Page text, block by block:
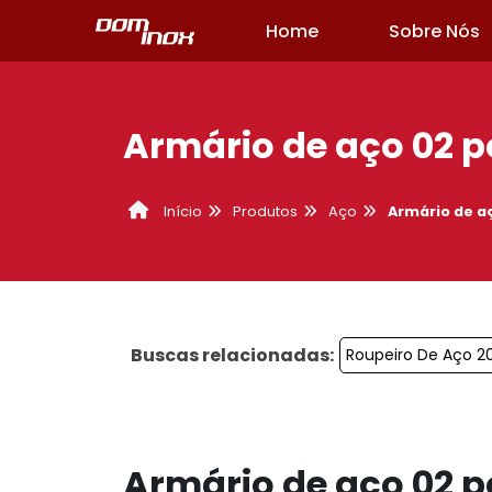
Home Sobre Nós
Armário de aço 02
Início Produtos Aço Armário de
Buscas relacionadas: Roupeiro De Aço